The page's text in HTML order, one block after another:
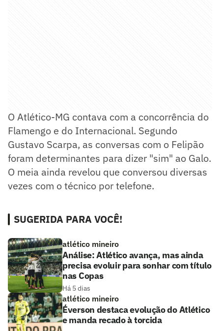
O Atlético-MG contava com a concorrência do
Flamengo e do Internacional. Segundo
Gustavo Scarpa, as conversas com o Felipão
foram determinantes para dizer "sim" ao Galo.
O meia ainda revelou que conversou diversas
vezes com o técnico por telefone.
SUGERIDA PARA VOCÊ!
atlético mineiro
Análise: Atlético avança, mas ainda
precisa evoluir para sonhar com título
nas Copas
Há 5 dias
atlético mineiro
Éverson destaca evolução do Atlético
e manda recado à torcida